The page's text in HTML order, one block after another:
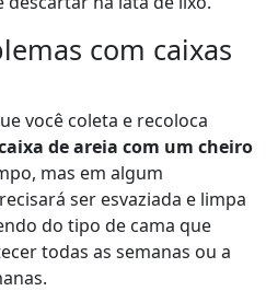
com caixas
você coleta e recoloca
de areia com um cheiro
mas em algum
ser esvaziada e limpa
do tipo de cama que
todas as semanas ou a